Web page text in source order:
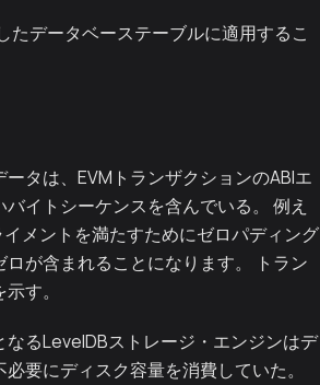
データベーステーブルに適用するこ
タは、EVMトランザクションのABIエ
イトシーケンスを含んでいる。 例え
メントを満たすためにゼロパディング
が含まれることになります。 トラン
す。
るLevelDBストレージ・エンジンはデ
要にディスク容量を消費していた。